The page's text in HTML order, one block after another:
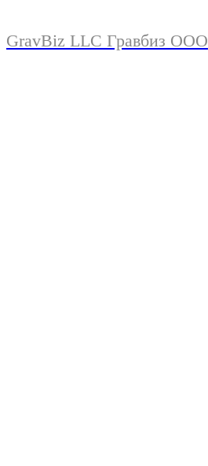
GravBiz LLC Гравбиз ООО